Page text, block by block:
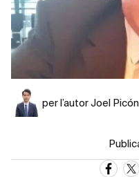
per l’autor Joel Picón